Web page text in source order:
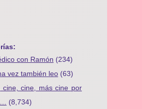
con Ramón (234)
vez también leo (63)
cine, cine, más cine por
(8,734)